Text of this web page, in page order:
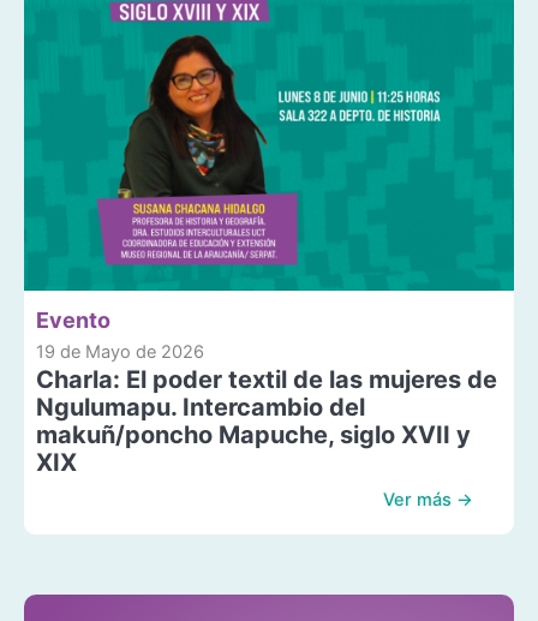
Evento
19 de Mayo de 2026
Charla: El poder textil de las mujeres de
Ngulumapu. Intercambio del
makuñ/poncho Mapuche, siglo XVII y
XIX
Ver más →